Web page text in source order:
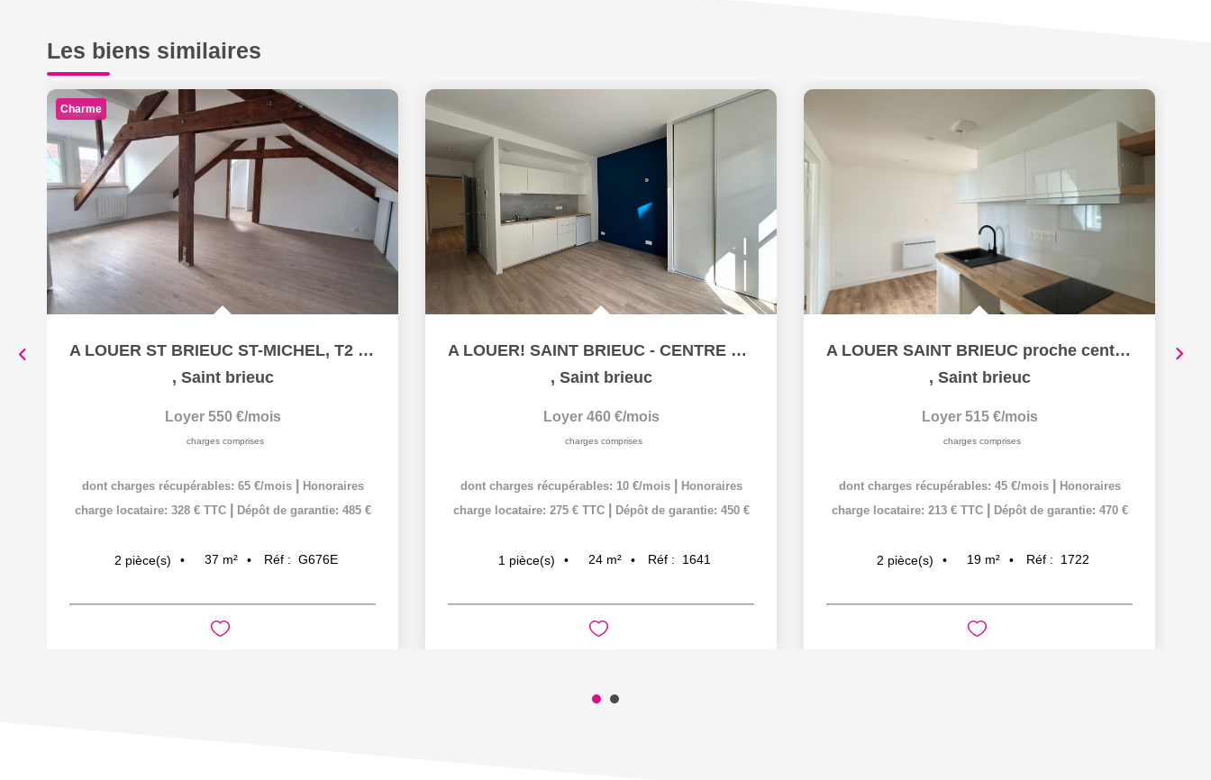
Les biens similaires
Charme
A LOUER ST BRIEUC ST-MICHEL, T2 rénové CHARME
, Saint brieuc
Loyer 550 €/mois
charges comprises
dont charges récupérables: 65 €/mois
Honoraires
charge locataire: 328 € TTC
Dépôt de garantie: 485 €
2 pièce(s) 37 m² Réf : G676E
A LOUER! SAINT BRIEUC - CENTRE VILLE - STUDIO
, Saint brieuc
Loyer 460 €/mois
charges comprises
dont charges récupérables: 10 €/mois
Honoraires
charge locataire: 275 € TTC
Dépôt de garantie: 450 €
1 pièce(s) 24 m² Réf : 1641
A LOUER SAINT BRIEUC proche centre - Appartement T1 bis
, Saint brieuc
Loyer 515 €/mois
charges comprises
dont charges récupérables: 45 €/mois
Honoraires
charge locataire: 213 € TTC
Dépôt de garantie: 470 €
2 pièce(s) 19 m² Réf : 1722